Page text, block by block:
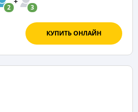
2 3
КУПИТЬ ОНЛАЙН